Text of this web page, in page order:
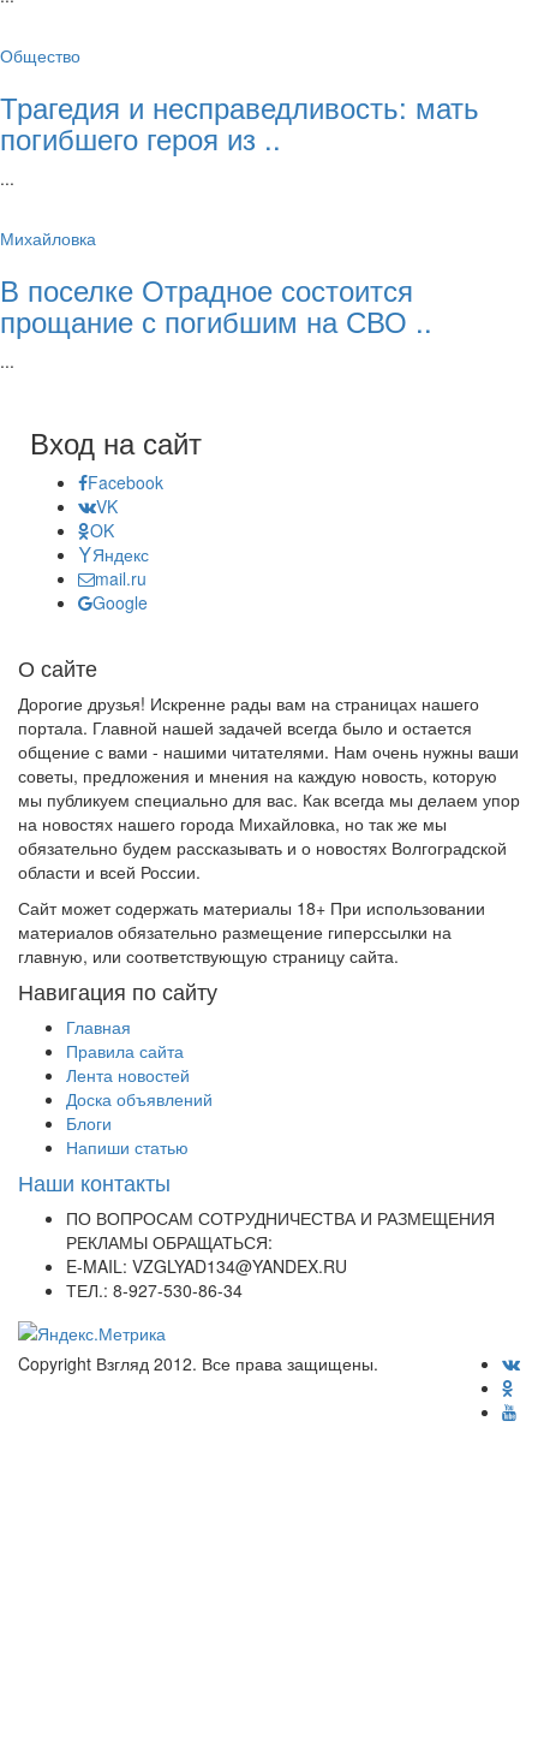
Общество
Трагедия и несправедливость: мать
погибшего героя из ..
...
Михайловка
В поселке Отрадное состоится
прощание с погибшим на СВО ..
...
Вход на сайт
Facebook
VK
OK
Яндекс
mail.ru
Google
О сайте
Дорогие друзья! Искренне рады вам на страницах нашего
портала. Главной нашей задачей всегда было и остается
общение с вами - нашими читателями. Нам очень нужны ваши
советы, предложения и мнения на каждую новость, которую
мы публикуем специально для вас. Как всегда мы делаем упор
на новостях нашего города Михайловка, но так же мы
обязательно будем рассказывать и о новостях Волгоградской
области и всей России.
Сайт может содержать материалы 18+ При использовании
материалов обязательно размещение гиперссылки на
главную, или соответствующую страницу сайта.
Навигация по сайту
Главная
Правила сайта
Лента новостей
Доска объявлений
Блоги
Напиши статью
Наши контакты
ПО ВОПРОСАМ СОТРУДНИЧЕСТВА И РАЗМЕЩЕНИЯ
РЕКЛАМЫ ОБРАЩАТЬСЯ:
E-MAIL: VZGLYAD134@YANDEX.RU
ТЕЛ.: 8-927-530-86-34
Copyright Взгляд 2012. Все права защищены.